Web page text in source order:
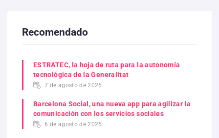
Recomendado
ESTRATEC, la hoja de ruta para la autonomía
tecnológica de la Generalitat
7 de agosto de 2026
Barcelona Social, una nueva app para agilizar la
comunicación con los servicios sociales
6 de agosto de 2026